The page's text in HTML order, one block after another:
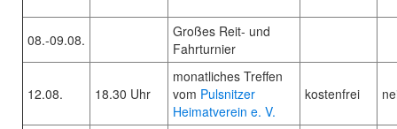
08.-09.08.
Großes Reit- und
Fahrturnier
12.08. 18.30 Uhr
monatliches Treffen
vom Pulsnitzer
Heimatverein e. V.
kostenfrei